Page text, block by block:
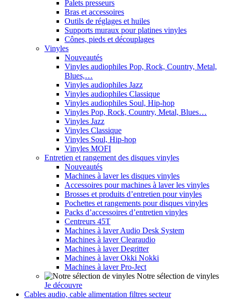
Palets presseurs
Bras et accessoires
Outils de réglages et huiles
Supports muraux pour platines vinyles
Cônes, pieds et découplages
Vinyles
Nouveautés
Vinyles audiophiles Pop, Rock, Country, Metal,
Blues,…
Vinyles audiophiles Jazz
Vinyles audiophiles Classique
Vinyles audiophiles Soul, Hip-hop
Vinyles Pop, Rock, Country, Metal, Blues…
Vinyles Jazz
Vinyles Classique
Vinyles Soul, Hip-hop
Vinyles MOFI
Entretien et rangement des disques vinyles
Nouveautés
Machines à laver les disques vinyles
Accessoires pour machines à laver les vinyles
Brosses et produits d’entretien pour vinyles
Pochettes et rangements pour disques vinyles
Packs d’accessoires d’entretien vinyles
Centreurs 45T
Machines à laver Audio Desk System
Machines à laver Clearaudio
Machines à laver Degritter
Machines à laver Okki Nokki
Machines à laver Pro-Ject
Notre sélection de vinyles
Je découvre
Cables audio, cable alimentation filtres secteur